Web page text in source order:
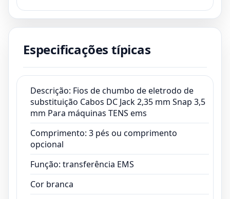
Comprimento: 3 pés ou comprimento
opcional
Cor branca
em massa 15 dias
Prazo de pagamento: TT,PayPal,cartão de
crédito
Certificado:ISO13485,CE,ROHS,FCC
Especificações típicas
Descrição: Fios de chumbo de eletrodo de
substituição Cabos DC Jack 2,35 mm Snap 3,5
mm Para máquinas TENS ems
Comprimento: 3 pés ou comprimento
opcional
Função: transferência EMS
Cor branca